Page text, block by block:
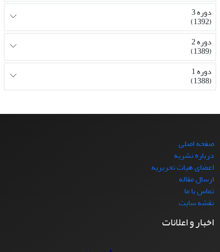
دوره 3
(1392)
دوره 2
(1389)
دوره 1
(1388)
صفحه اصلی
درباره نشریه
اعضای هیات تحریریه
ارسال مقاله
تماس با ما
نقشه سایت
اخبار و اعلانات